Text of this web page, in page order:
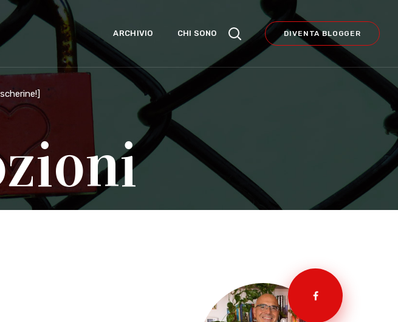
ARCHIVIO CHI SONO DIVENTA BLOGGER
]